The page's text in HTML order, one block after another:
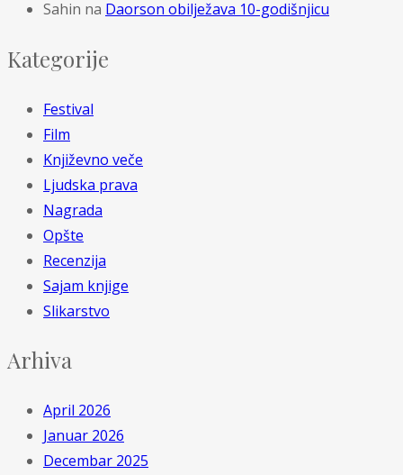
Sahin na Daorson obilježava 10-godišnjicu
Kategorije
Festival
Film
Književno veče
Ljudska prava
Nagrada
Opšte
Recenzija
Sajam knjige
Slikarstvo
Arhiva
April 2026
Januar 2026
Decembar 2025